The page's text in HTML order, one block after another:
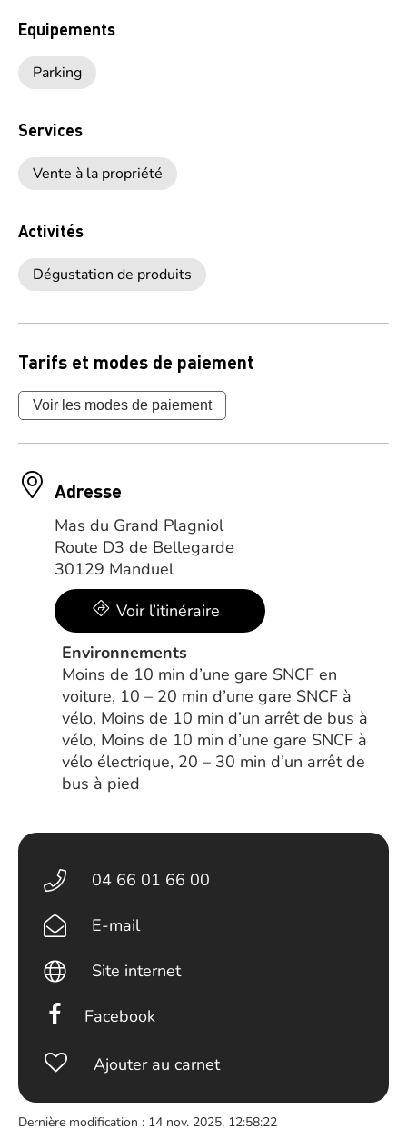
Equipements
Parking
Services
Vente à la propriété
Activités
Dégustation de produits
Tarifs et modes de paiement
Voir les modes de paiement
Adresse
Mas du Grand Plagniol
Route D3 de Bellegarde
30129 Manduel
Voir l’itinéraire
Environnements
Moins de 10 min d’une gare SNCF en
voiture, 10 – 20 min d’une gare SNCF à
vélo, Moins de 10 min d’un arrêt de bus à
vélo, Moins de 10 min d’une gare SNCF à
vélo électrique, 20 – 30 min d’un arrêt de
bus à pied
04 66 01 66 00
E-mail
Site internet
Facebook
Ajouter au carnet
Dernière modification : 14 nov. 2025, 12:58:22